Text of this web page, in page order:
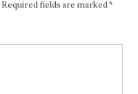
Required fields are marked*